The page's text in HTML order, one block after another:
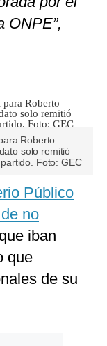
ONPE”,
Roberto
solo remitió
Foto: GEC
Público
no
que iban
que
de su